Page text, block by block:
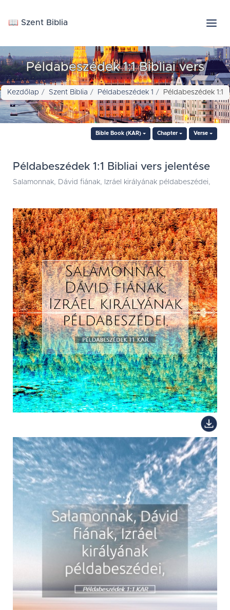
📖 Szent Biblia
Példabeszédek 1:1 Bibliai vers
Kezdőlap Szent Biblia Példabeszédek 1 Példabeszédek 1:1
Bible Book (KAR) Chapter Verse
Példabeszédek 1:1 Bibliai vers jelentése
Salamonnak, Dávid fiának, Izráel királyának példabeszédei,